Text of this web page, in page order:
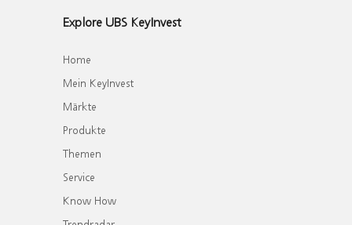
Explore UBS KeyInvest
Home
Mein KeyInvest
Märkte
Produkte
Themen
Service
Know How